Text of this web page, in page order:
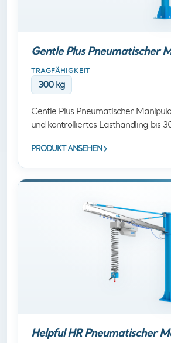
Gentle Plus Pneumatischer
TRAGFÄHIGKEIT
300 kg
Gentle Plus Pneumatischer
und kontrolliertes Lasthandling bis
PRODUKT ANSEHEN
Helpful HR Pneumatischer